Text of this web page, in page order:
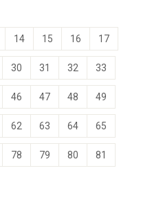
14 15 16 17
30 31 32 33
46 47 48 49
62 63 64 65
78 79 80 81